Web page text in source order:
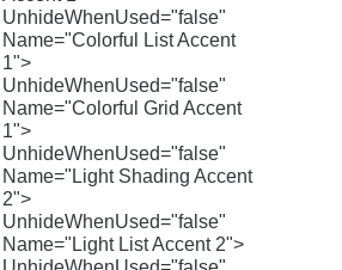
UnhideWhenUsed="false"
Name="Colorful List Accent
1">
UnhideWhenUsed="false"
Name="Colorful Grid Accent
1">
UnhideWhenUsed="false"
Name="Light Shading Accent
2">
UnhideWhenUsed="false"
Name="Light List Accent 2">